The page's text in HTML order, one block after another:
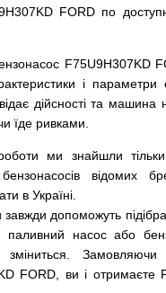
FORD по
F75U9H307KD
і параметри
дійсності та машина
їде ривками
ми знайшли тільки
бензонасосів відомих
в Україні.
завжди допоможуть
паливний насос або
Замовляючи
FORD, ви і отримаєте